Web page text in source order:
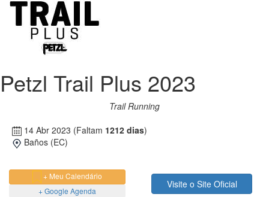
Petzl Trail Plus 2023
Trail Running
14 Abr 2023 (Faltam 1212 dias)
Baños (EC)
+ Meu Calendário
+ Google Agenda
Visite o Site Oficial